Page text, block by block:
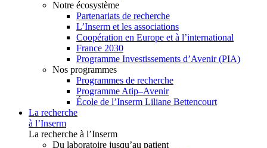
Notre écosystème
Partenariats de recherche
L’Inserm et les associations
Coopération en Europe et à l’international
France 2030
Programme Investissements d’Avenir (PIA)
Nos programmes
Programmes de recherche
Programme Atip–Avenir
École de l’Inserm Liliane Bettencourt
La recherche
à l’Inserm
La recherche à l’Inserm
Du laboratoire jusqu’au patient